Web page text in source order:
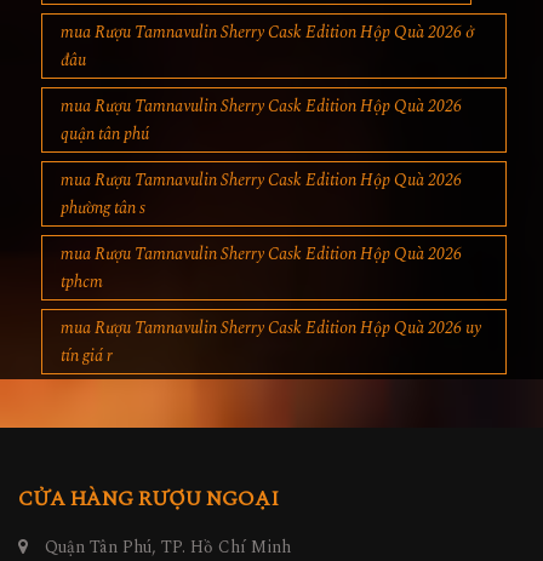
mua Rượu Tamnavulin Sherry Cask Edition Hộp Quà 2026 ở
đâu
mua Rượu Tamnavulin Sherry Cask Edition Hộp Quà 2026
quận tân phú
mua Rượu Tamnavulin Sherry Cask Edition Hộp Quà 2026
phường tân s
mua Rượu Tamnavulin Sherry Cask Edition Hộp Quà 2026
tphcm
mua Rượu Tamnavulin Sherry Cask Edition Hộp Quà 2026 uy
tín giá r
CỬA HÀNG RƯỢU NGOẠI
Quận Tân Phú, TP. Hồ Chí Minh